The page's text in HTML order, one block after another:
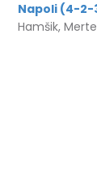
Napoli (4-2-
Hamšik,